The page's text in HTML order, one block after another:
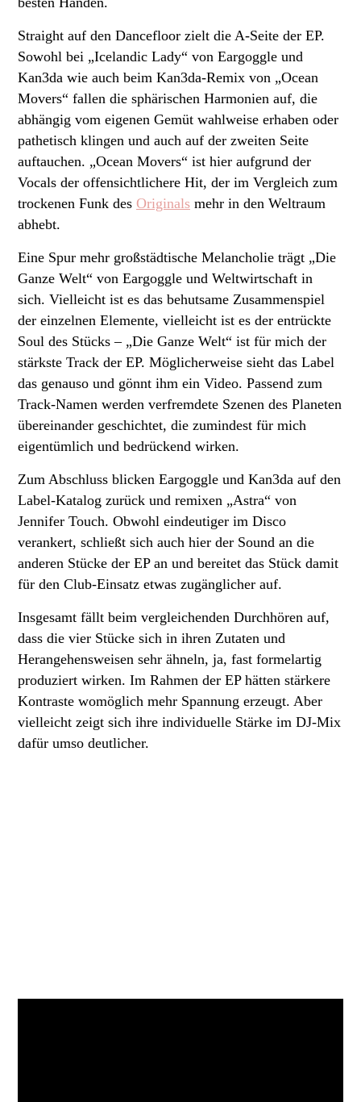
Straight auf den Dancefloor zielt die A-Seite der EP.
Sowohl bei „Icelandic Lady“ von Eargoggle und
Kan3da wie auch beim Kan3da-Remix von „Ocean
Movers“ fallen die sphärischen Harmonien auf, die
abhängig vom eigenen Gemüt wahlweise erhaben oder
pathetisch klingen und auch auf der zweiten Seite
auftauchen. „Ocean Movers“ ist hier aufgrund der
Vocals der offensichtlichere Hit, der im Vergleich zum
trockenen Funk des Originals mehr in den Weltraum
abhebt.
Eine Spur mehr großstädtische Melancholie trägt „Die
Ganze Welt“ von Eargoggle und Weltwirtschaft in
sich. Vielleicht ist es das behutsame Zusammenspiel
der einzelnen Elemente, vielleicht ist es der entrückte
Soul des Stücks – „Die Ganze Welt“ ist für mich der
stärkste Track der EP. Möglicherweise sieht das Label
das genauso und gönnt ihm ein Video. Passend zum
Track-Namen werden verfremdete Szenen des Planeten
übereinander geschichtet, die zumindest für mich
eigentümlich und bedrückend wirken.
Zum Abschluss blicken Eargoggle und Kan3da auf den
Label-Katalog zurück und remixen „Astra“ von
Jennifer Touch. Obwohl eindeutiger im Disco
verankert, schließt sich auch hier der Sound an die
anderen Stücke der EP an und bereitet das Stück damit
für den Club-Einsatz etwas zugänglicher auf.
Insgesamt fällt beim vergleichenden Durchhören auf,
dass die vier Stücke sich in ihren Zutaten und
Herangehensweisen sehr ähneln, ja, fast formelartig
produziert wirken. Im Rahmen der EP hätten stärkere
Kontraste womöglich mehr Spannung erzeugt. Aber
vielleicht zeigt sich ihre individuelle Stärke im DJ-Mix
dafür umso deutlicher.